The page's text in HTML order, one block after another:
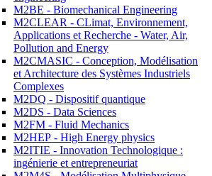
M2BE - Biomechanical Engineering
M2CLEAR - CLimat, Environnement,
Applications et Recherche - Water, Air,
Pollution and Energy
M2CMASIC - Conception, Modélisation
et Architecture des Systèmes Industriels
Complexes
M2DQ - Dispositif quantique
M2DS - Data Sciences
M2FM - Fluid Mechanics
M2HEP - High Energy physics
M2ITIE - Innovation Technologique :
ingénierie et entrepreneuriat